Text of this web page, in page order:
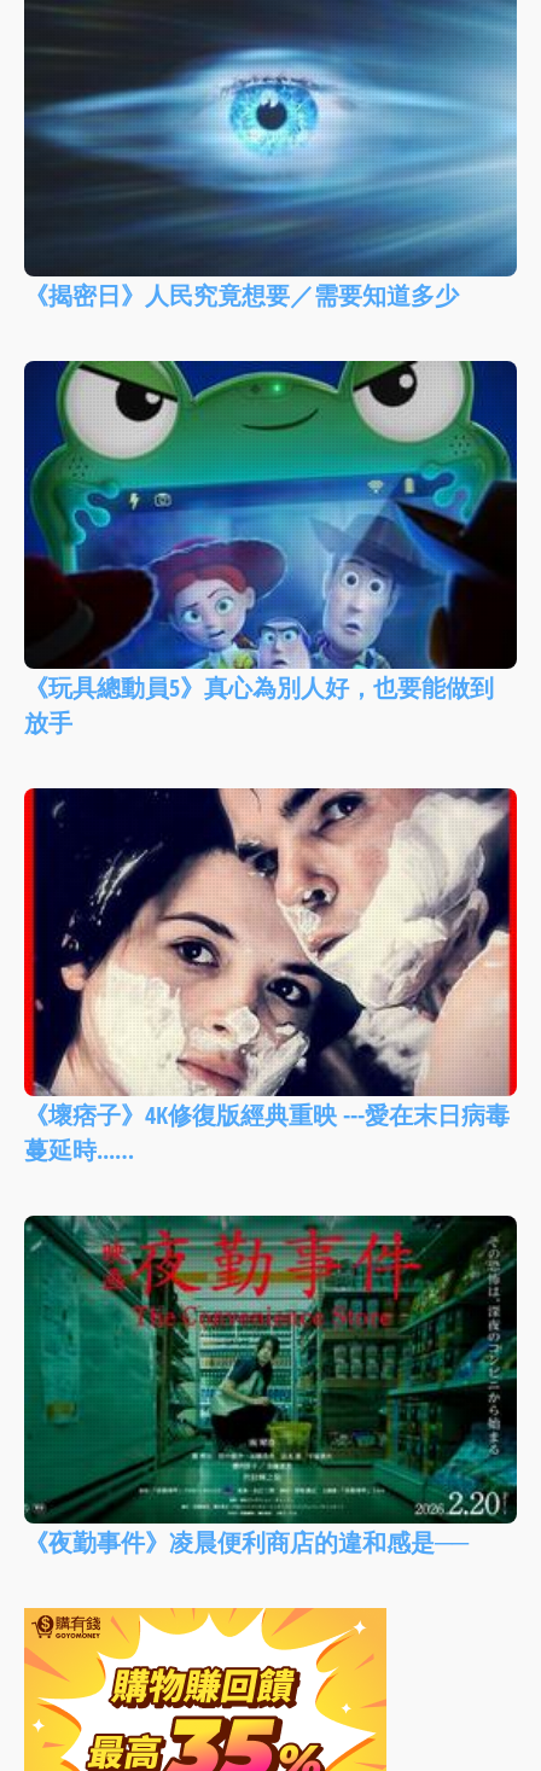
《揭密日》人民究竟想要／需要知道多少
《玩具總動員5》真心為別人好，也要能做到
放手
《壞痞子》4K修復版經典重映 ---愛在末日病毒
蔓延時...…
《夜勤事件》凌晨便利商店的違和感是──